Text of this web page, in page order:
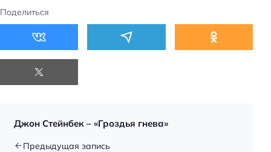
Поделиться
Джон Стейнбек – «Гроздья гнева»
Предыдущая запись